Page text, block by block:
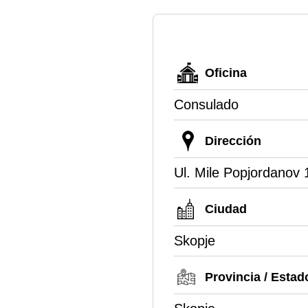
Oficina
Consulado
Dirección
Ul. Mile Popjordanov
Ciudad
Skopje
Provincia /